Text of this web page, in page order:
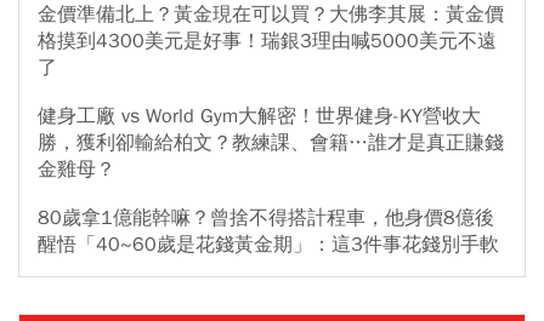
金價準備北上？黃金現在可以買？大佛李其展：黃金價
格摸到4300美元是好事！瑞銀3理由喊5000美元不遠
了
健身工廠 vs World Gym大解密！世界健身-KY營收大
勝，獲利卻輸給柏文？教練課、會籍…誰才是真正賺錢
金雞母？
80歲拿1億能幹嘛？曾捨不得搭計程車，他身價8億後
醒悟「40~60歲是花錢黃金期」：這3件事花錢別手軟